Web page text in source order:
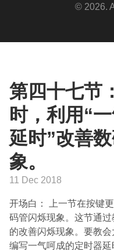
© 2026.
第四十七节
时，利用“
延时”改善
象。
11 Dec 2018
开场白： 上一节在按键
码管闪烁现象。这节通
的改善闪烁现象。要教
编写一气呵成的定时器